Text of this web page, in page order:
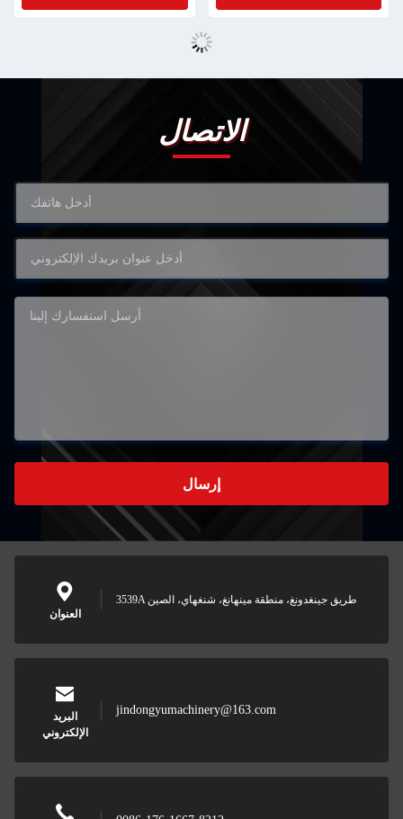
الاتصال
إرسال
العنوان
3539A طريق جينغدونغ، منطقة مينهانغ، شنغهاي، الصين
البريد
الإلكتروني
jindongyumachinery@163.com